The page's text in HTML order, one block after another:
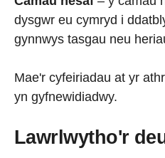
dysgwr eu cymryd i
gynnwys tasgau neu
Mae'r cyfeiriadau at yr
yn gyfnewidiadwy.
Lawrlwytho'r